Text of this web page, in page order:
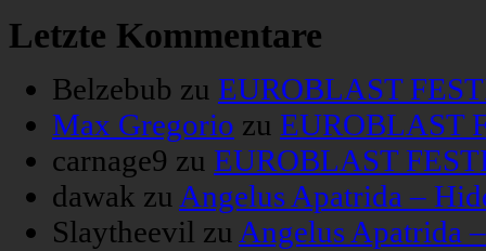
Letzte Kommentare
Belzebub zu EUROBLAST
Max Gregorio zu EUROBLAST
carnage9 zu EUROBLAST
dawak zuAngelus Apatrida –
Slaytheevil zuAngelus Apatrida